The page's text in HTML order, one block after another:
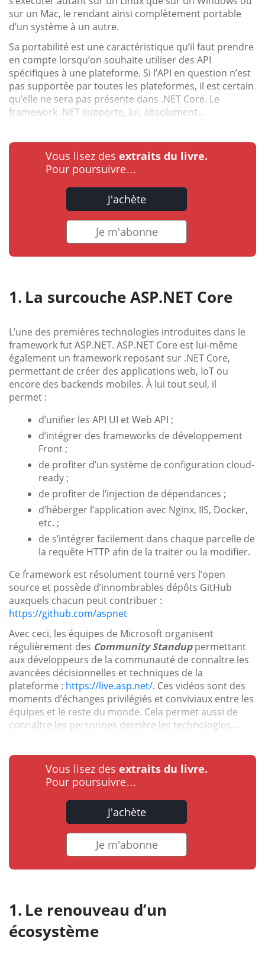
sur un Mac, le rendant ainsi complètement portable
d’un système à un autre.
Sa portabilité est une caractéristique qu’il faut prendre
en compte lorsqu’on souhaite utiliser des API
spécifiques à une plateforme. Si l’API en question n’est
pas supportée par toutes les plateformes, il est certain
qu’elle ne sera pas présente dans .NET Core. Le
framework .NET supporte, lui, absolument...
Vous lisez des extraits du livre.
Pour poursuivre…
J'achète
Je m'abonne
La surcouche ASP.NET Core
L’une des premières technologies introduites dans le
framework fut ASP.NET. ASP.NET Core est lui-même
également un framework reposant sur .NET Core,
permettant de créer des applications web, IoT ou
encore des backends mobiles. À lui tout seul, il
permet :
d’unifier les API UI et Web API ;
d’intégrer des frameworks de développement
Front ;
de profiter d’un système de configuration cloud-
ready ;
de profiter de l’injection de dépendances ;
d’héberger l’application avec Nginx, IIS, Docker,
etc. ;
de s’intégrer facilement dans chaque parcelle de
la requête HTTP afin de la traiter ou la modifier.
Ce framework est résolument tourné vers l’open
source et possède d’innombrables dépôts GitHub
auxquels chacun peut contribuer :
https://github.com/aspnet
Avec ceci, les équipes de Microsoft organisent
régulièrement des Community Standuppermettant
aux développeurs de la communauté de connaître les
avancées décisionnelles et techniques de la
plateforme : https://live.asp.net/. Ces vidéos sont des
moments d’échanges privilégiés et conviviaux entre les
équipes et le reste du monde. Cela permet aussi de
connaître les personnes derrière les technologies...
Vous lisez des extraits du livre.
Pour poursuivre…
J'achète
Je m'abonne
Le renouveau d’un
écosystème